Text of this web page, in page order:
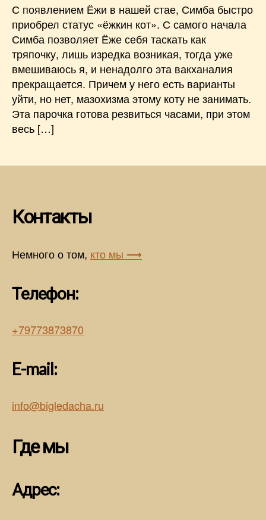
«ёжкин
кот»
С появлением Ёжи в нашей стае, Симба быстро
приобрел статус «ёжкин кот». С самого начала
Симба позволяет Ёже себя таскать как
тряпочку, лишь изредка возникая, тогда уже
вмешиваюсь я, и ненадолго эта вакханалия
прекращается. Причем у него есть варианты
уйти, но нет, мазохизма этому коту не занимать.
Эта парочка готова резвиться часами, при этом
весь […]
Контакты
Немного о том, кто мы ⟶
Телефон:
+79773873870
E-mail:
info@bigledacha.ru
Где мы
Адрес: